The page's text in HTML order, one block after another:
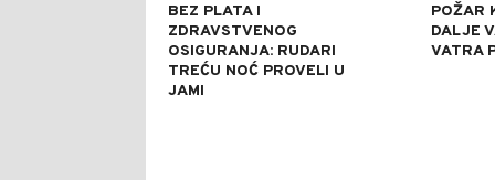
BEZ PLATA I
ZDRAVSTVENOG
OSIGURANJA: RUDARI
TREĆU NOĆ PROVELI U
JAMI
POŽAR
DALJE
VATRA